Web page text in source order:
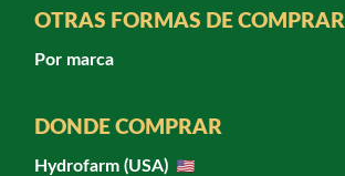
OTRAS FORMAS DE COMPRAR
Por marca
DONDE COMPRAR
Hydrofarm (USA)